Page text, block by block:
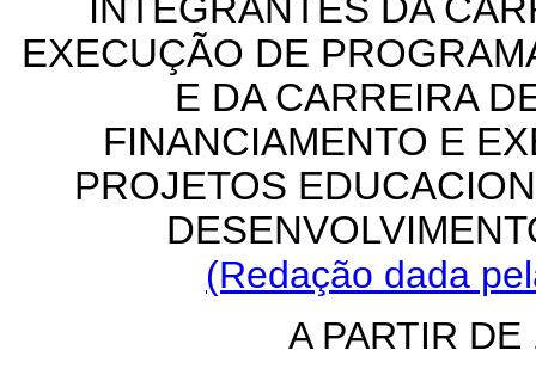
INTEGRANTES DA
EXECUÇÃO DE
E DA CARREIRA
FINANCIAMENTO E
PROJETOS
(Redação dada
A PARTIR DE